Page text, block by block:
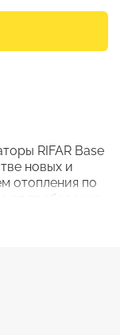
RIFAR Base
новых и
отопления по
требования
прибора.